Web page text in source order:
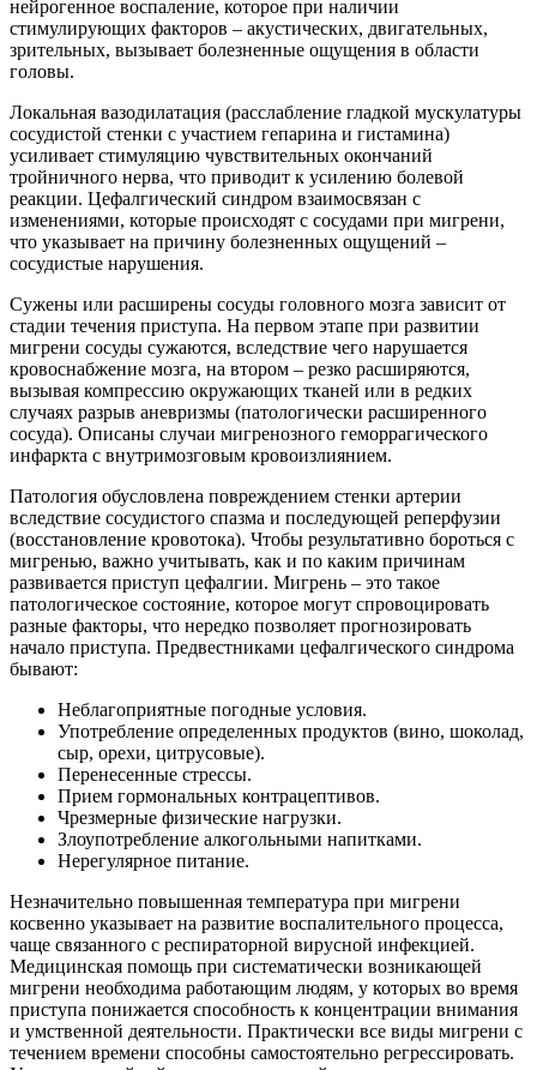
нейрогенное воспаление, которое при наличии
стимулирующих факторов – акустических, двигательных,
зрительных, вызывает болезненные ощущения в области
головы.
Локальная вазодилатация (расслабление гладкой мускулатуры
сосудистой стенки с участием гепарина и гистамина)
усиливает стимуляцию чувствительных окончаний
тройничного нерва, что приводит к усилению болевой
реакции. Цефалгический синдром взаимосвязан с
изменениями, которые происходят с сосудами при мигрени,
что указывает на причину болезненных ощущений –
сосудистые нарушения.
Сужены или расширены сосуды головного мозга зависит от
стадии течения приступа. На первом этапе при развитии
мигрени сосуды сужаются, вследствие чего нарушается
кровоснабжение мозга, на втором – резко расширяются,
вызывая компрессию окружающих тканей или в редких
случаях разрыв аневризмы (патологически расширенного
сосуда). Описаны случаи мигренозного геморрагического
инфаркта с внутримозговым кровоизлиянием.
Патология обусловлена повреждением стенки артерии
вследствие сосудистого спазма и последующей реперфузии
(восстановление кровотока). Чтобы результативно бороться с
мигренью, важно учитывать, как и по каким причинам
развивается приступ цефалгии. Мигрень – это такое
патологическое состояние, которое могут спровоцировать
разные факторы, что нередко позволяет прогнозировать
начало приступа. Предвестниками цефалгического синдрома
бывают:
Неблагоприятные погодные условия.
Употребление определенных продуктов (вино, шоколад,
сыр, орехи, цитрусовые).
Перенесенные стрессы.
Прием гормональных контрацептивов.
Чрезмерные физические нагрузки.
Злоупотребление алкогольными напитками.
Нерегулярное питание.
Незначительно повышенная температура при мигрени
косвенно указывает на развитие воспалительного процесса,
чаще связанного с респираторной вирусной инфекцией.
Медицинская помощь при систематически возникающей
мигрени необходима работающим людям, у которых во время
приступа понижается способность к концентрации внимания
и умственной деятельности. Практически все виды мигрени с
течением времени способны самостоятельно регрессировать.